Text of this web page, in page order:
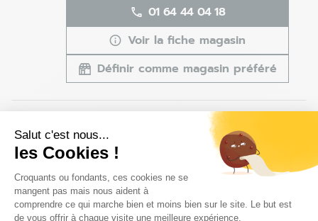
Salut c'est nous...
les Cookies !
Plateforme de Gestion du
Croquants ou fondants, ces cookies ne se
mangent pas mais nous aident à
comprendre ce qui marche bien et moins bien sur le site. Le but est
de vous offrir à chaque visite une meilleure expérience.
01 64 44 04 18
Voir la fiche magasin
Définir comme magasin préféré
6
48.79
km
Creil - Saint-Maximin - Fermé
152 avenue de La Paix
60740 Saint Maximin
Fermé aujourd'hui
03 44 24 08 74